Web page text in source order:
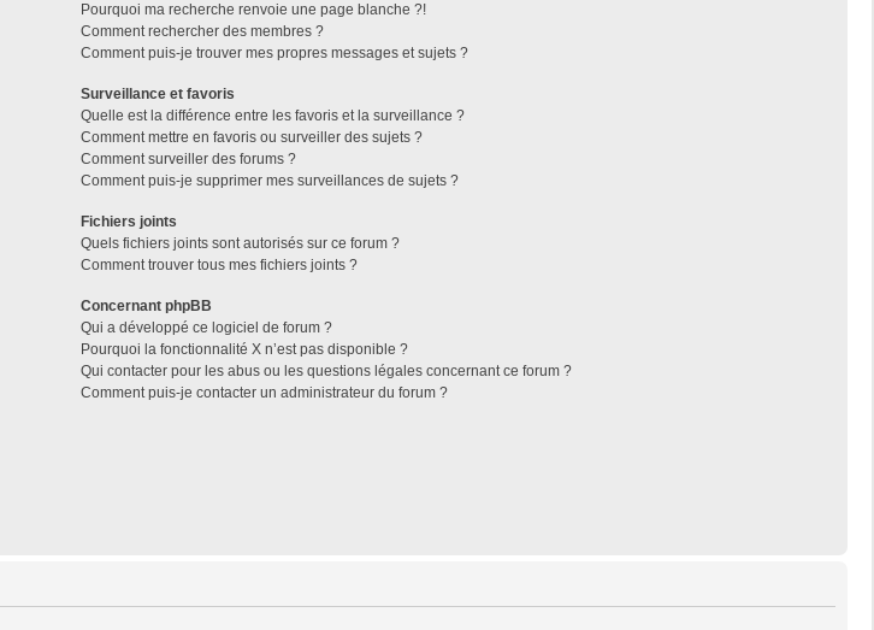
Pourquoi ma recherche renvoie une page blanche ?!
Comment rechercher des membres ?
Comment puis-je trouver mes propres messages et sujets ?
Surveillance et favoris
Quelle est la différence entre les favoris et la surveillance ?
Comment mettre en favoris ou surveiller des sujets ?
Comment surveiller des forums ?
Comment puis-je supprimer mes surveillances de sujets ?
Fichiers joints
Quels fichiers joints sont autorisés sur ce forum ?
Comment trouver tous mes fichiers joints ?
Concernant phpBB
Qui a développé ce logiciel de forum ?
Pourquoi la fonctionnalité X n’est pas disponible ?
Qui contacter pour les abus ou les questions légales concernant ce forum ?
Comment puis-je contacter un administrateur du forum ?